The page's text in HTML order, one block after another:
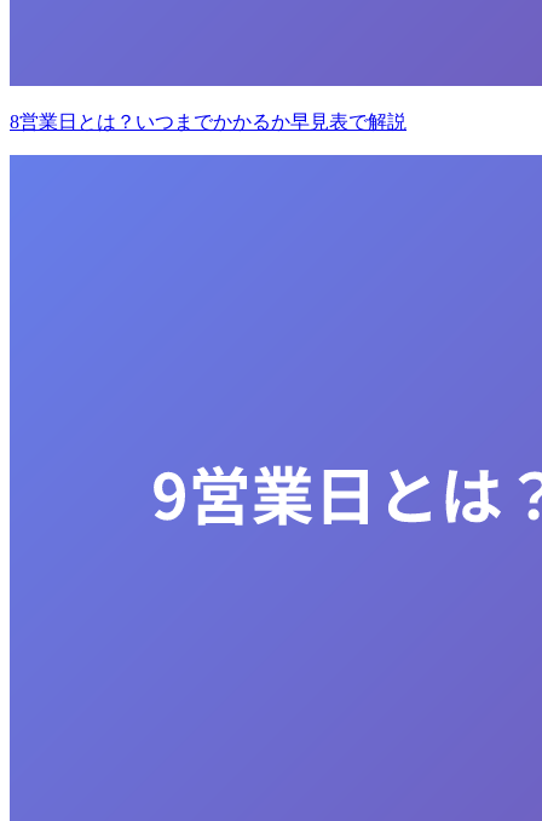
8営業日とは？いつまでかかるか早見表で解説